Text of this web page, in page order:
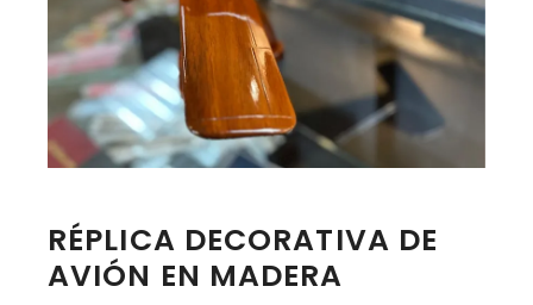
RÉPLICA DECORATIVA DE
AVIÓN EN MADERA